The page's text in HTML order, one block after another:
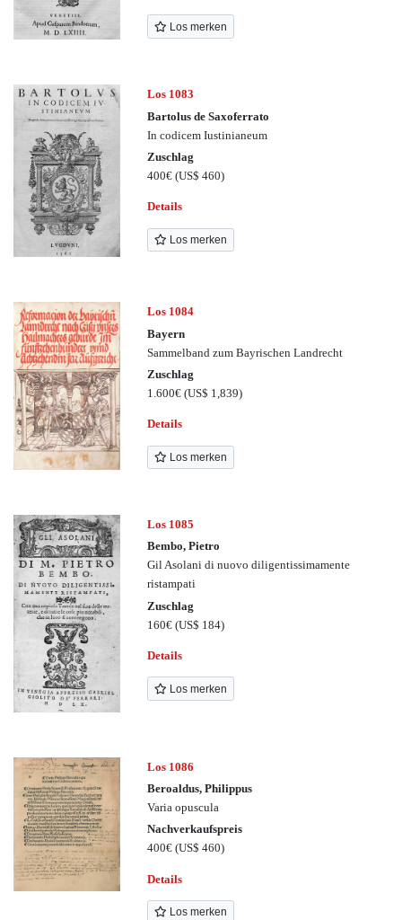
Los merken
Los 1083
Bartolus de Saxoferrato
In codicem Iustinianeum
Zuschlag
400€(US$ 460)
Details
Los merken
Los 1084
Bayern
Sammelband zum Bayrischen Landrecht
Zuschlag
1.600€(US$ 1,839)
Details
Los merken
Los 1085
Bembo, Pietro
Gil Asolani di nuovo diligentissimamente
ristampati
Zuschlag
160€(US$ 184)
Details
Los merken
Los 1086
Beroaldus, Philippus
Varia opuscula
Nachverkaufspreis
400€(US$ 460)
Details
Los merken